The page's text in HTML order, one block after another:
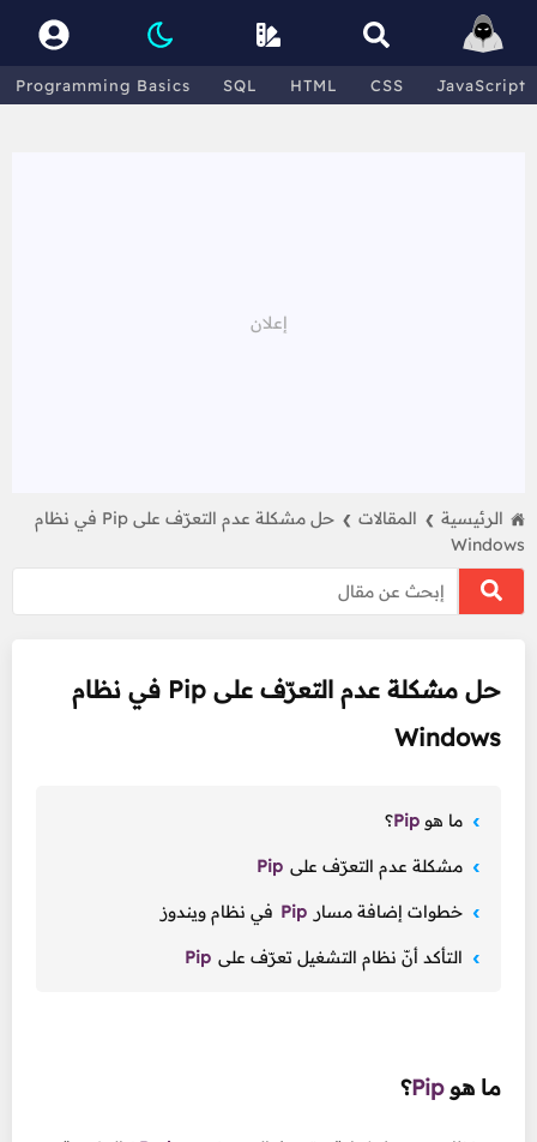
Programming Basics SQL HTML CSS JavaScript
الرئيسية ❯ المقالات ❯
حل مشكلة عدم التعرّف على Pip في نظام
Windows
حل مشكلة عدم التعرّف على Pip في نظام
Windows
ما هو Pip؟
مشكلة عدم التعرّف على Pip
خطوات إضافة مسار Pip في نظام ويندوز
التأكد أنّ نظام التشغيل تعرّف على Pip
ما هوPip؟